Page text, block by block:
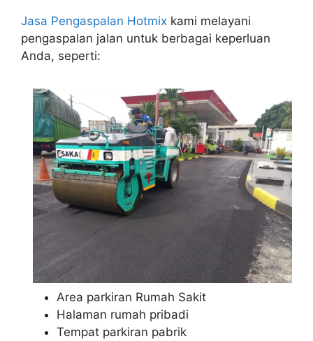
Jasa Pengaspalan Hotmix kami melayani
pengaspalan jalan untuk berbagai keperluan
Anda, seperti:
Area parkiran Rumah Sakit
Halaman rumah pribadi
Tempat parkiran pabrik